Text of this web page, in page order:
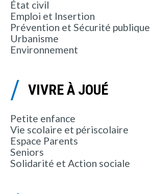
État civil
Emploi et Insertion
Prévention et Sécurité publique
Urbanisme
Environnement
VIVRE À JOUÉ
Petite enfance
Vie scolaire et périscolaire
Espace Parents
Seniors
Solidarité et Action sociale